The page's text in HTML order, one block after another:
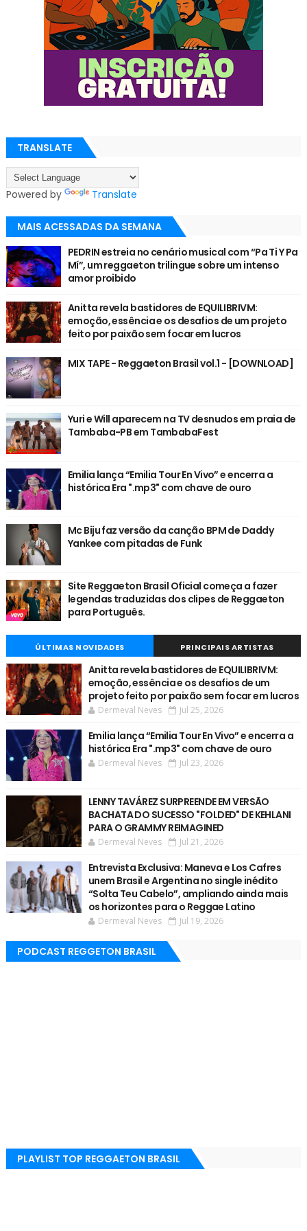
TRANSLATE
Powered by Translate
MAIS ACESSADAS DA SEMANA
PEDRIN estreia no cenário musical com “Pa Ti Y Pa
Mí”, um reggaeton trilingue sobre um intenso
amor proibido
Anitta revela bastidores de EQUILIBRIVM:
emoção, essência e os desafios de um projeto
feito por paixão sem focar em lucros
MIX TAPE - Reggaeton Brasil vol.1 - [DOWNLOAD]
Yuri e Will aparecem na TV desnudos em praia de
Tambaba-PB em TambabaFest
Emilia lança “Emilia Tour En Vivo” e encerra a
histórica Era ".mp3" com chave de ouro
Mc Biju faz versão da canção BPM de Daddy
Yankee com pitadas de Funk
Site Reggaeton Brasil Oficial começa a fazer
legendas traduzidas dos clipes de Reggaeton
para Português.
ÚLTIMAS NOVIDADES PRINCIPAIS ARTISTAS
Anitta revela bastidores de EQUILIBRIVM:
emoção, essência e os desafios de um
projeto feito por paixão sem focar em lucros
Dermeval Neves Jul 25, 2026
Emilia lança “Emilia Tour En Vivo” e encerra a
histórica Era ".mp3" com chave de ouro
Dermeval Neves Jul 23, 2026
LENNY TAVÁREZ SURPREENDE EM VERSÃO
BACHATA DO SUCESSO "FOLDED" DE KEHLANI
PARA O GRAMMY REIMAGINED
Dermeval Neves Jul 21, 2026
Entrevista Exclusiva: Maneva e Los Cafres
unem Brasil e Argentina no single inédito
“Solta Teu Cabelo”, ampliando ainda mais
os horizontes para o Reggae Latino
Dermeval Neves Jul 19, 2026
PODCAST REGGETON BRASIL
PLAYLIST TOP REGGAETON BRASIL